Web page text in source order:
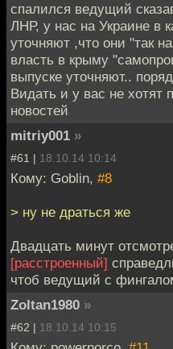
спалился ведущий
ЛНР, у нас на Украине в
уточняют ,что они "так
власть в крыму
выпуске уточняют..
Видать и у вас не хотят
новостей
mitriy001 »
#61 | 18.10.14 10:14
Кому: Goblin, #8
> ну не драться же
Двадцать минут
[расстроенный]
чтоб ведущий с
Zoltan1980 »
#62 | 18.10.14 10:15